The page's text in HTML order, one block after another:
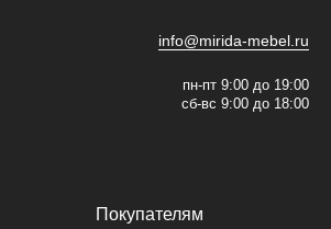
info@mirida-mebel.ru
пн-пт 9:00 до 19:00
сб-вс 9:00 до 18:00
Покупателям